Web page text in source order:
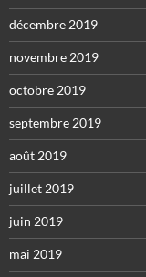
décembre 2019
novembre 2019
octobre 2019
septembre 2019
août 2019
juillet 2019
juin 2019
mai 2019